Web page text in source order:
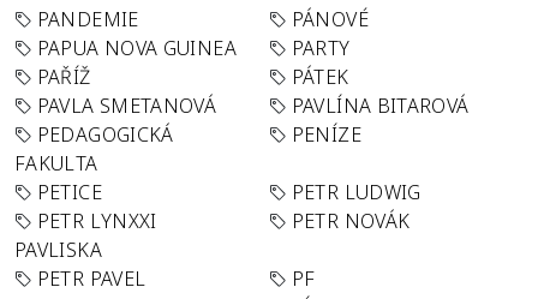
PANDEMIE
PÁNOVÉ
PAPUA NOVA GUINEA
PARTY
PAŘÍŽ
PÁTEK
PAVLA SMETANOVÁ
PAVLÍNA BITAROVÁ
PEDAGOGICKÁ
FAKULTA
PENÍZE
PETICE
PETR LUDWIG
PETR LYNXXI
PAVLISKA
PETR NOVÁK
PETR PAVEL
PF